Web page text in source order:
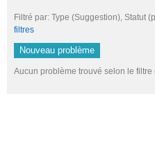
Filtré par: Type (Suggestion),
filtres
Nouveau problème
Aucun problème trouvé selon le